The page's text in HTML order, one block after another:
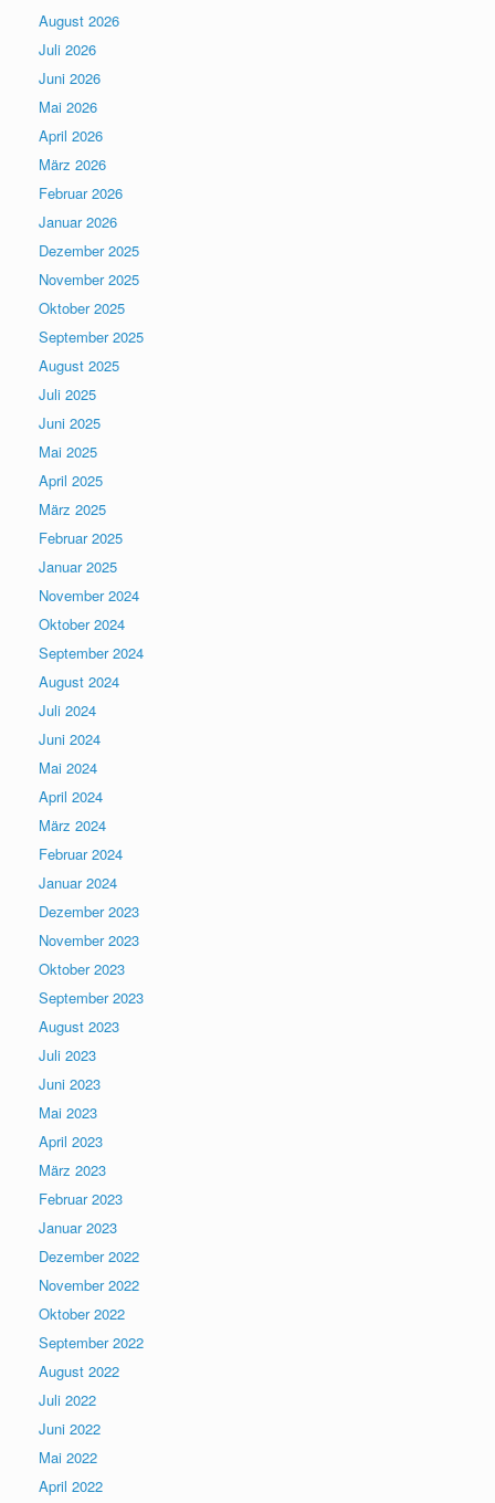
August 2026
Juli 2026
Juni 2026
Mai 2026
April 2026
März 2026
Februar 2026
Januar 2026
Dezember 2025
November 2025
Oktober 2025
September 2025
August 2025
Juli 2025
Juni 2025
Mai 2025
April 2025
März 2025
Februar 2025
Januar 2025
November 2024
Oktober 2024
September 2024
August 2024
Juli 2024
Juni 2024
Mai 2024
April 2024
März 2024
Februar 2024
Januar 2024
Dezember 2023
November 2023
Oktober 2023
September 2023
August 2023
Juli 2023
Juni 2023
Mai 2023
April 2023
März 2023
Februar 2023
Januar 2023
Dezember 2022
November 2022
Oktober 2022
September 2022
August 2022
Juli 2022
Juni 2022
Mai 2022
April 2022